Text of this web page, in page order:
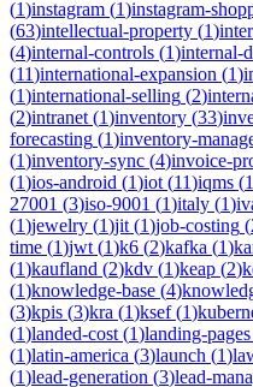
(1)instagram (1)instagram-
(63)intellectual-property (1)
(4)internal-controls (1)internal-
(11)international-expansion (1)
(1)international-selling (2)
(2)intranet (1)inventory (33)
forecasting (1)inventory-
(1)inventory-sync (4)invoice-
(1)ios-android (1)iot (11)iqms (1
27001 (3)iso-9001 (1)italy (1)
(1)jewelry (1)jit (1)job-costing (
time (1)jwt (1)k6 (2)kafka (1)
(1)kaufland (2)kdv (1)keap (2)
(1)knowledge-base (4)
(3)kpis (3)kra (1)ksef(1)
(1)landed-cost (1)landing-pages
(1)latin-america (3)launch (1)
(1)lead-generation (3)lead-